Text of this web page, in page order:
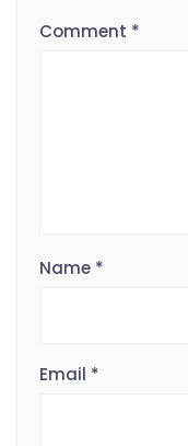
Comment *
Name *
Email *